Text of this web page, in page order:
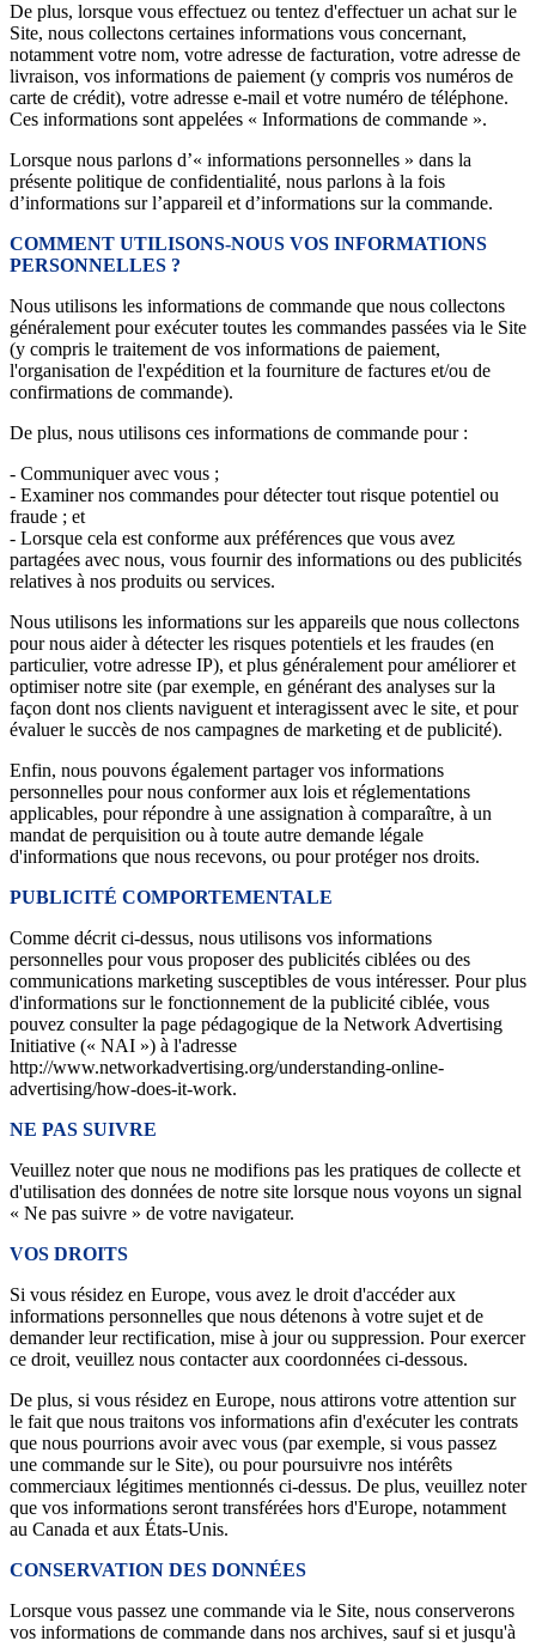
De plus, lorsque vous effectuez ou tentez d'effectuer un achat sur le
Site, nous collectons certaines informations vous concernant,
notamment votre nom, votre adresse de facturation, votre adresse de
livraison, vos informations de paiement (y compris vos numéros de
carte de crédit), votre adresse e-mail et votre numéro de téléphone.
Ces informations sont appelées « Informations de commande ».
Lorsque nous parlons d’« informations personnelles » dans la
présente politique de confidentialité, nous parlons à la fois
d’informations sur l’appareil et d’informations sur la commande.
COMMENT UTILISONS-NOUS VOS INFORMATIONS
PERSONNELLES ?
Nous utilisons les informations de commande que nous collectons
généralement pour exécuter toutes les commandes passées via le Site
(y compris le traitement de vos informations de paiement,
l'organisation de l'expédition et la fourniture de factures et/ou de
confirmations de commande).
De plus, nous utilisons ces informations de commande pour :
- Communiquer avec vous ;
- Examiner nos commandes pour détecter tout risque potentiel ou
fraude ; et
- Lorsque cela est conforme aux préférences que vous avez
partagées avec nous, vous fournir des informations ou des publicités
relatives à nos produits ou services.
Nous utilisons les informations sur les appareils que nous collectons
pour nous aider à détecter les risques potentiels et les fraudes (en
particulier, votre adresse IP), et plus généralement pour améliorer et
optimiser notre site (par exemple, en générant des analyses sur la
façon dont nos clients naviguent et interagissent avec le site, et pour
évaluer le succès de nos campagnes de marketing et de publicité).
Enfin, nous pouvons également partager vos informations
personnelles pour nous conformer aux lois et réglementations
applicables, pour répondre à une assignation à comparaître, à un
mandat de perquisition ou à toute autre demande légale
d'informations que nous recevons, ou pour protéger nos droits.
PUBLICITÉ COMPORTEMENTALE
Comme décrit ci-dessus, nous utilisons vos informations
personnelles pour vous proposer des publicités ciblées ou des
communications marketing susceptibles de vous intéresser. Pour plus
d'informations sur le fonctionnement de la publicité ciblée, vous
pouvez consulter la page pédagogique de la Network Advertising
Initiative (« NAI ») à l'adresse
http://www.networkadvertising.org/understanding-online-
advertising/how-does-it-work.
NE PAS SUIVRE
Veuillez noter que nous ne modifions pas les pratiques de collecte et
d'utilisation des données de notre site lorsque nous voyons un signal
« Ne pas suivre » de votre navigateur.
VOS DROITS
Si vous résidez en Europe, vous avez le droit d'accéder aux
informations personnelles que nous détenons à votre sujet et de
demander leur rectification, mise à jour ou suppression. Pour exercer
ce droit, veuillez nous contacter aux coordonnées ci-dessous.
De plus, si vous résidez en Europe, nous attirons votre attention sur
le fait que nous traitons vos informations afin d'exécuter les contrats
que nous pourrions avoir avec vous (par exemple, si vous passez
une commande sur le Site), ou pour poursuivre nos intérêts
commerciaux légitimes mentionnés ci-dessus. De plus, veuillez noter
que vos informations seront transférées hors d'Europe, notamment
au Canada et aux États-Unis.
CONSERVATION DES DONNÉES
Lorsque vous passez une commande via le Site, nous conserverons
vos informations de commande dans nos archives, sauf si et jusqu'à